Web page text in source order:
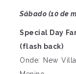
Sábado (10 de
Special Day
(flash back)
Onde: New